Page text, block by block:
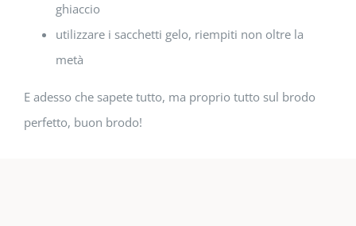
ghiaccio
utilizzare i sacchetti gelo, riempiti non oltre la
metà
E adesso che sapete tutto, ma proprio tutto sul brodo
perfetto, buon brodo!